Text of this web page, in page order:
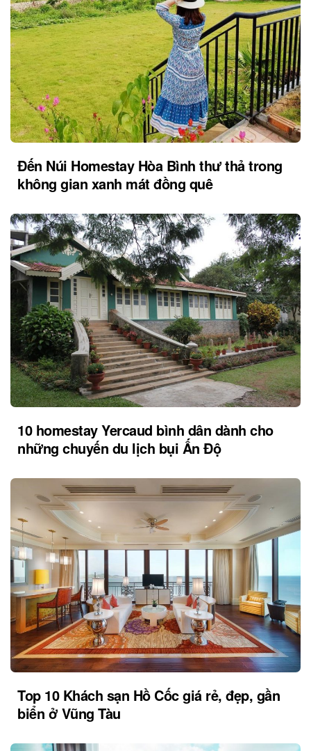
Đến Núi Homestay Hòa Bình thư thả trong
không gian xanh mát đồng quê
10 homestay Yercaud bình dân dành cho
những chuyến du lịch bụi Ấn Độ
Top 10 Khách sạn Hồ Cốc giá rẻ, đẹp, gần
biển ở Vũng Tàu